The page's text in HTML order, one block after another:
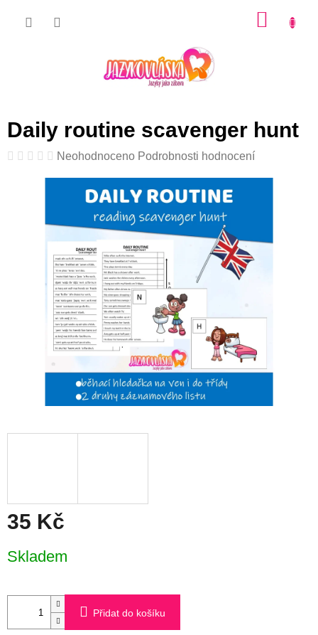
Daily routine scavenger hunt
Průměrné
produktu
5
hvězdiček.
Neohodnoceno Podrobnosti hodnocení
35 Kč
cena:
Skladem
Přidat do košíku